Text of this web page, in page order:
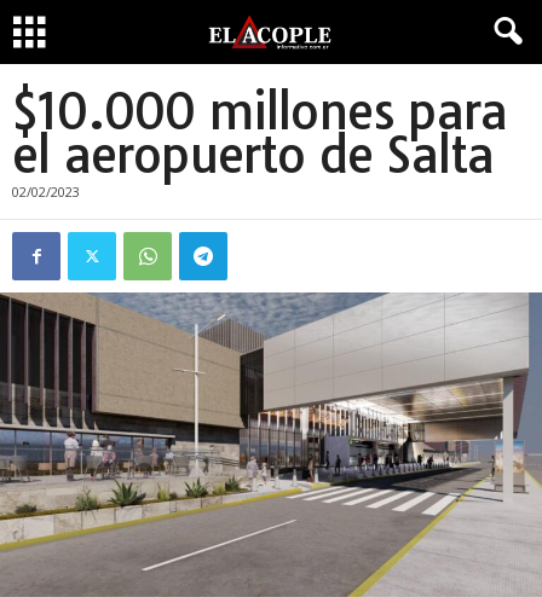
$10.000 millones para
el aeropuerto de Salta
02/02/2023